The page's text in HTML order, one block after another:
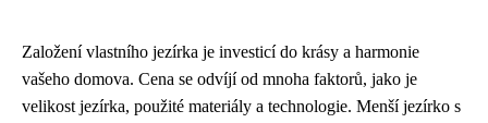
Založení vlastního jezírka je investicí do krásy a harmonie
vašeho domova. Cena se odvíjí od mnoha faktorů, jako je
velikost jezírka, použité materiály a technologie. Menší jezírko s